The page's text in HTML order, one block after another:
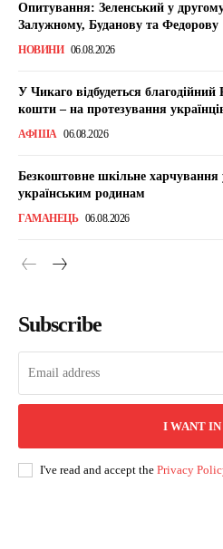
Опитування: Зеленський у
Залужному, Буданову та Федорову
НОВИНИ 06.08.2026
У Чикаго відбудеться
кошти – на протезування
АФІША 06.08.2026
Безкоштовне шкільне харчування
українським родинам
ГАМАНЕЦЬ 06.08.2026
Subscribe
I WANT IN
I've read and accept the Privacy